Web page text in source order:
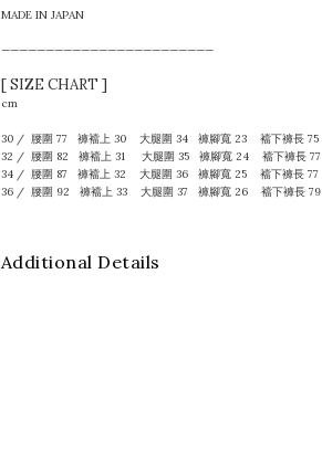
MADE IN JAPAN
————————————————————————
[ SIZE CHART ]
cm
30 / 腰圍 77 褲襠上 30 大腿圍 34 褲腳寬 23 襠下褲長 75
32 / 腰圍 82 褲襠上 31 大腿圍 35 褲腳寬 24 襠下褲長 77
34 / 腰圍 87 褲襠上 32 大腿圍 36 褲腳寬 25 襠下褲長 77
36 / 腰圍 92 褲襠上 33 大腿圍 37 褲腳寬 26 襠下褲長 79
Additional Details